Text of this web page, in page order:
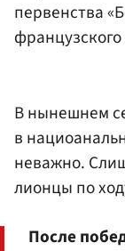
первенства
В нынешнем
в
неважно.
лионцы по
После